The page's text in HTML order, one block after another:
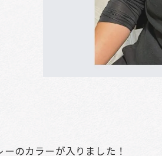
のカラーが入りました！